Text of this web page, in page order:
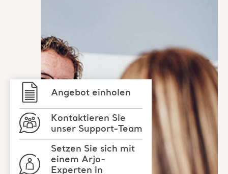
Kontaktieren Sie
unser Support-Team
einem Arjo-
Verbindung